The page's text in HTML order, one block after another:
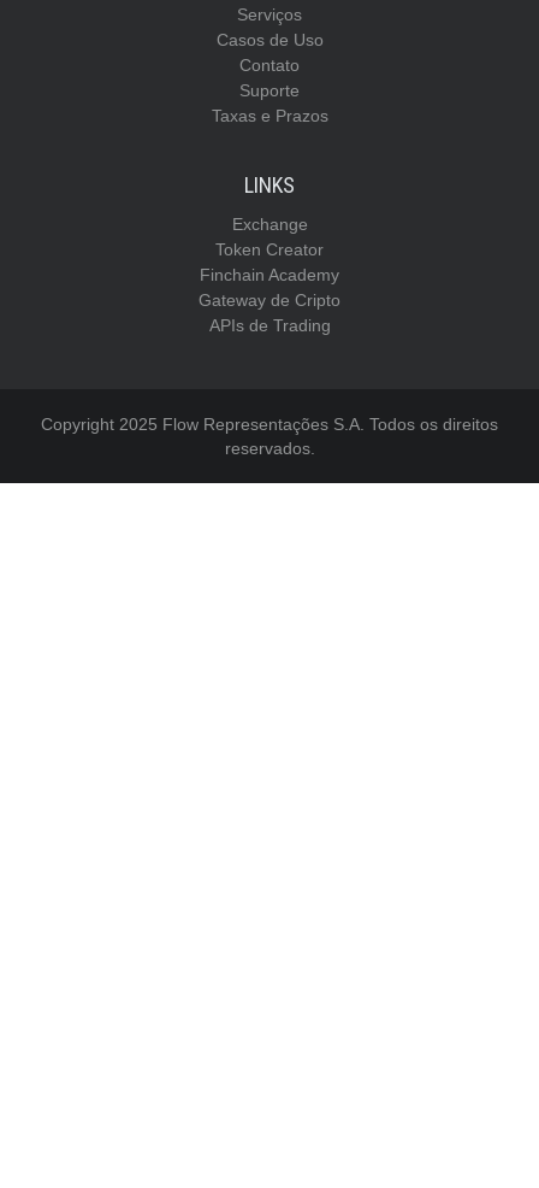
Serviços
Casos de Uso
Contato
Suporte
Taxas e Prazos
LINKS
Exchange
Token Creator
Finchain Academy
Gateway de Cripto
APIs de Trading
Copyright 2025 Flow Representações S.A. Todos os direitos
reservados.